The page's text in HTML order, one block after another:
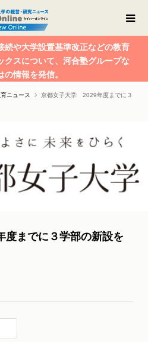
続や大学設置基準改正などの教育
クスについて、河合塾グループな
の情報を発信。
ニュース
京都女子大学 2029年度までに３
までに３学部の新設を